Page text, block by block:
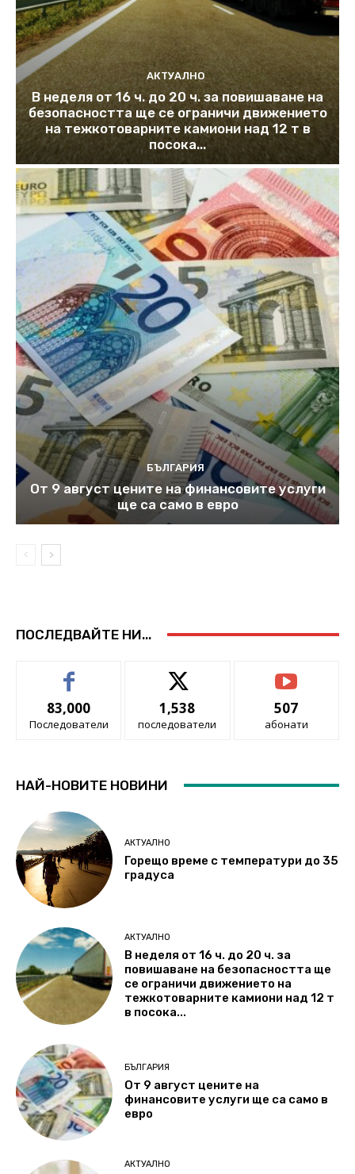
АКТУАЛНО
В неделя от 16 ч. до 20 ч. за повишаване на
безопасността ще се ограничи движението
на тежкотоварните камиони над 12 т в
посока...
БЪЛГАРИЯ
От 9 август цените на финансовите услуги
ще са само в евро
ПОСЛЕДВАЙТЕ НИ...
83,000
Последователи
1,538
последователи
507
абонати
НАЙ-НОВИТЕ НОВИНИ
АКТУАЛНО
Горещо време с температури до 35
градуса
АКТУАЛНО
В неделя от 16 ч. до 20 ч. за
повишаване на безопасността ще
се ограничи движението на
тежкотоварните камиони над 12 т
в посока...
БЪЛГАРИЯ
От 9 август цените на
финансовите услуги ще са само в
евро
АКТУАЛНО